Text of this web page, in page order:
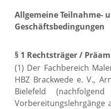
Allgemeine Teilnahme-
Geschäftsbedingungen
§ 1 Rechtsträger /
(1) Der Fachbereich
HBZ Brackwede e. V.,
Bielefeld
Vorbereitungslehrgänge